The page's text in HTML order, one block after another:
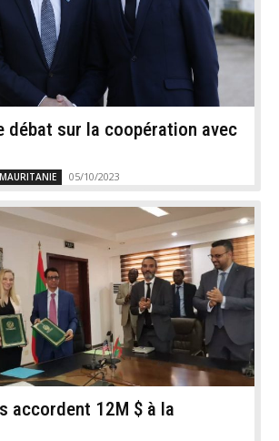
débat sur la coopération avec
MAURITANIE 05/10/2023
accordent 12M $ à la